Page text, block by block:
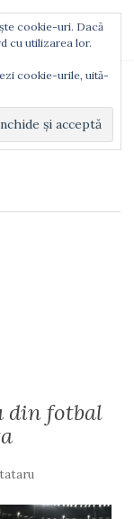
din fotbal
cookie-uri. Dacă
cu utilizarea lor.
cookie-urile, uită-